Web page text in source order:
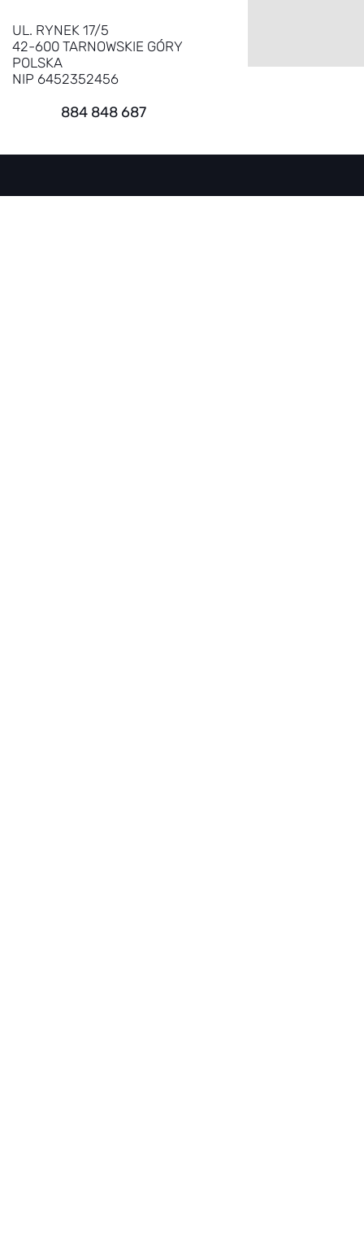
UL. RYNEK 17/5
42-600 TARNOWSKIE GÓRY
POLSKA
NIP 6452352456
884 848 687